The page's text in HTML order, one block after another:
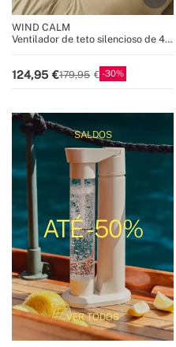
WIND CALM
Ventilador de teto silencioso de 40
124,95 179,95 30
SALDOS
ATÉ -50%
VER TODOS